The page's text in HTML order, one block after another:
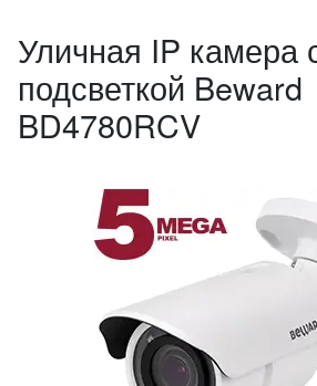
Уличная IP камера
подсветкой Beward
BD4780RCV